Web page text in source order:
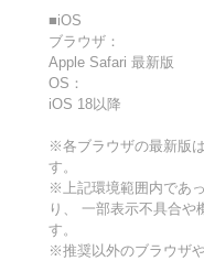
■iOS
ブラウザ：
Apple Safari 最新版
OS：
iOS 18以降
※各ブラウザの最新版
す。
※上記環境範囲内であ
り、 一部表示不具合や
す。
※推奨以外のブラウザ